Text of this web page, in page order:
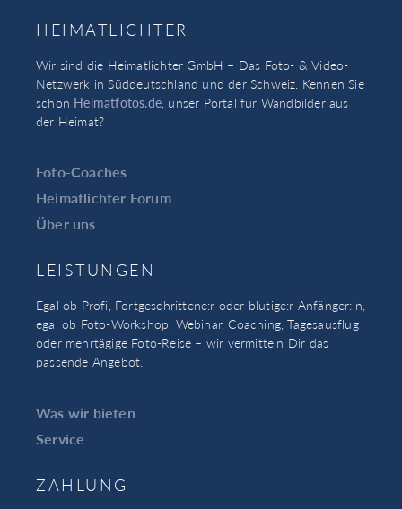
HEIMATLICHTER
Wir sind die Heimatlichter GmbH – Das Foto- & Video-
Netzwerk in Süddeutschland und der Schweiz. Kennen Sie
schon Heimatfotos.de , unser Portal für Wandbilder aus
der Heimat?
Foto-Coaches
Heimatlichter Forum
Über uns
LEISTUNGEN
Egal ob Profi, Fortgeschrittene:r oder blutige:r Anfänger:in,
egal ob Foto-Workshop, Webinar, Coaching, Tagesausflug
oder mehrtägige Foto-Reise – wir vermitteln Dir das
passende Angebot.
Was wir bieten
Service
ZAHLUNG